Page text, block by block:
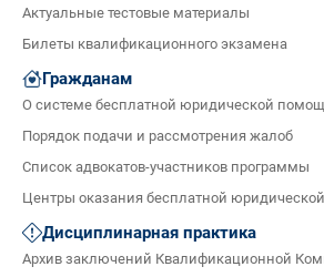
Актуальные тестовые материалы
Билеты квалификационного экзамена
Гражданам
О системе бесплатной юридической
Порядок подачи и рассмотрения жалоб
Список адвокатов-участников программы
Центры оказания бесплатной
Дисциплинарная практика
Архив заключений Квалификационной